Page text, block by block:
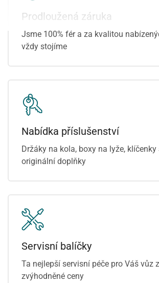
přední světla LED
Prodloužená záruka
Jsme 100% fér a za kvalitou
vždy stojíme
Nabídka příslušenství
Držáky na kola, boxy na lyže,
originální doplňky
Servisní balíčky
Ta nejlepší servisní péče pro Váš vůz
zvýhodněné ceny